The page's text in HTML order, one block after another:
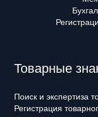
Товарные
Поиск и экспертиза
Регистрация